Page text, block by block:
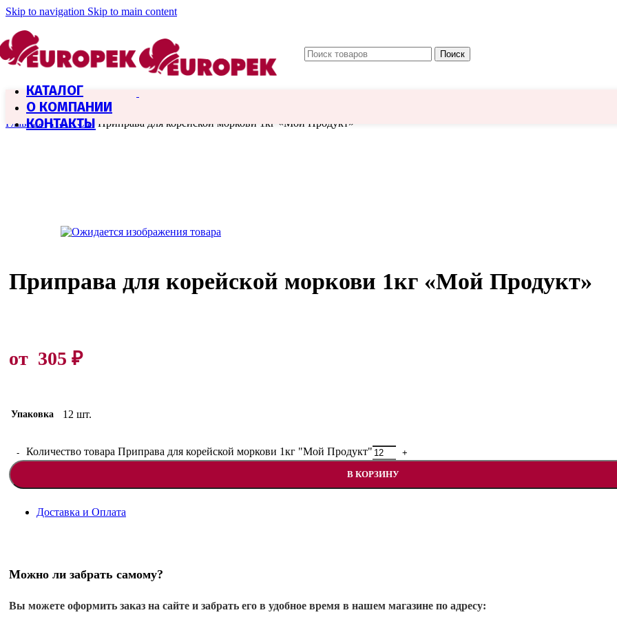
Skip to navigation Skip to main content
Поиск
КАТАЛОГ
О КОМПАНИИ
КОНТАКТЫ
Главная / HoReCa Приправа для корейской моркови 1кг «Мой Продукт»
Приправа для корейской моркови 1кг «Мой Продукт»
от 305 ₽
Упаковка 12 шт.
Количество товара Приправа для корейской моркови 1кг "Мой Продукт"
В КОРЗИНУ
Доставка и Оплата
Можно ли забрать самому?
Вы можете оформить заказ на сайте и забрать его в удобное время в нашем магазине по адресу: